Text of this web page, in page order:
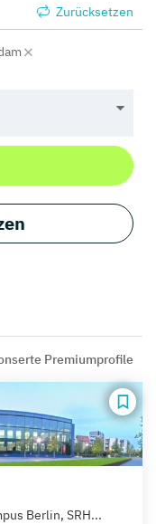
Zurücksetzen
Premiumprofile
Berlin, SRH...